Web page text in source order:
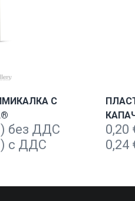
С
без ДДС
с ДДС
0,20
0,24